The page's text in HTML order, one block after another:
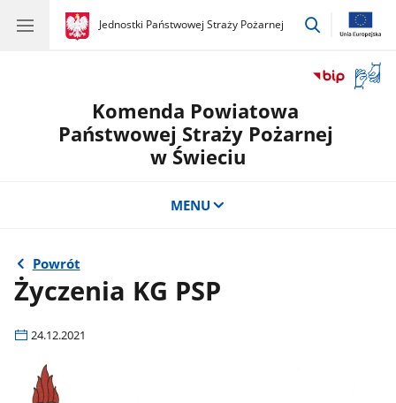
gov.pl
Jednostki Państwowej Straży Pożarnej
gov.pl
Jednostki
przejdź
okno
Komenda Powiatowa
Państwowej Straży Pożarnej
w Świeciu
MENU
Powrót
Życzenia KG PSP
24.12.2021